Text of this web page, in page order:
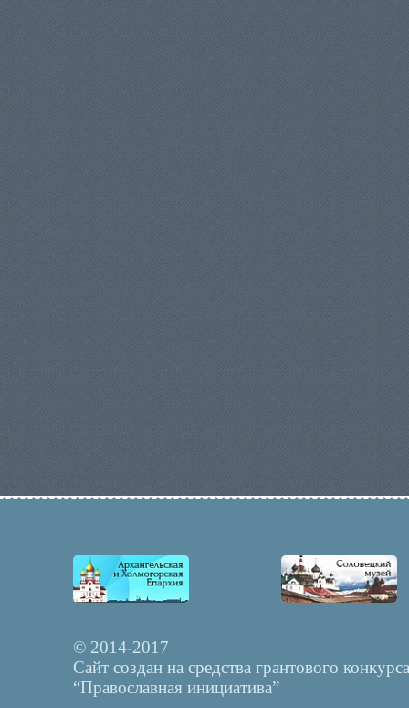
© 2014-2017
Сайт создан на средства грантового конкурса
“Православная инициатива”